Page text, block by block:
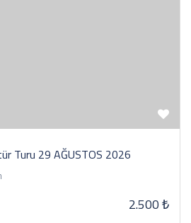
Turu 29 AĞUSTOS 2026
2.500 ₺